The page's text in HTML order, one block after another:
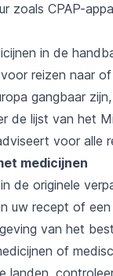
zoals CPAP-
in de
reizen naar
gangbaar
de lijst van het
voor alle
medicijnen
de originele
uw recept of
van het
of
landen,